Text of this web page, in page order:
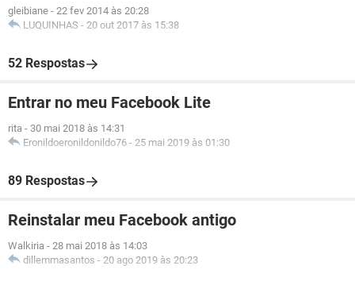
gleibiane - 22 fev 2014 às 20:28
LUQUINHAS - 20 out 2017 às 15:38
52 Respostas
Entrar no meu Facebook Lite
rita - 30 mai 2018 às 14:31
Eronildoeronildonildo76 - 25 mai 2019 às 01:30
89 Respostas
Reinstalar meu Facebook antigo
Walkiria - 28 mai 2018 às 14:03
dillemmasantos - 20 ago 2019 às 20:23